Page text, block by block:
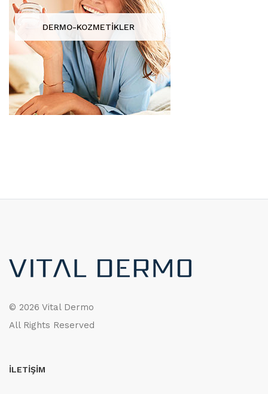
DERMO-KOZMETİKLER
© 2026 Vital Dermo
All Rights Reserved
İLETİŞİM